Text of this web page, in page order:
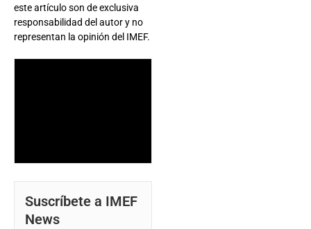
este artículo son de exclusiva
responsabilidad del autor y no
representan la opinión del IMEF.
Suscríbete a IMEF
News